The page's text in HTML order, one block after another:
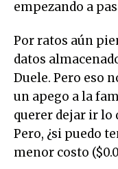
empezando a
Por ratos aún
datos
Duele. Pero eso
un apego a la
querer dejar ir lo
Pero, ¿si puedo
menor costo